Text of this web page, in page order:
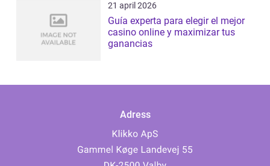
21 april 2026
Guía experta para elegir el mejor
casino online y maximizar tus
ganancias
Adress